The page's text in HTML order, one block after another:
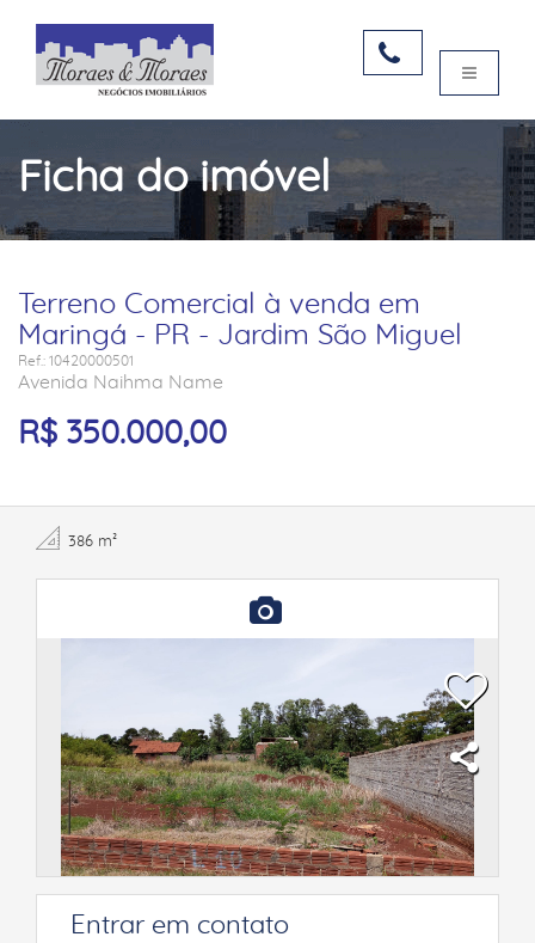
Ficha do imóvel
Terreno Comercial à venda em
Maringá - PR - Jardim São Miguel
Ref.: 10420000501
Avenida Naihma Name
R$ 350.000,00
386 m²
Entrar em contato